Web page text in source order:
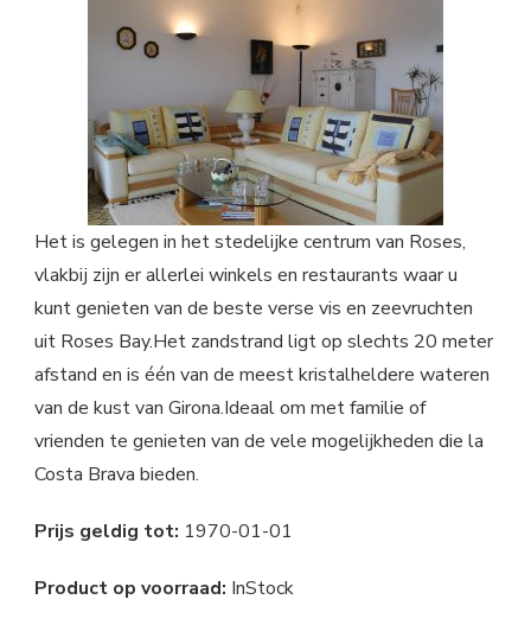
Het is gelegen in het stedelijke centrum van Roses,
vlakbij zijn er allerlei winkels en restaurants waar u
kunt genieten van de beste verse vis en zeevruchten
uit Roses Bay.Het zandstrand ligt op slechts 20 meter
afstand en is één van de meest kristalheldere wateren
van de kust van Girona.Ideaal om met familie of
vrienden te genieten van de vele mogelijkheden die la
Costa Brava bieden.
Prijs geldig tot: 1970-01-01
Product op voorraad: InStock